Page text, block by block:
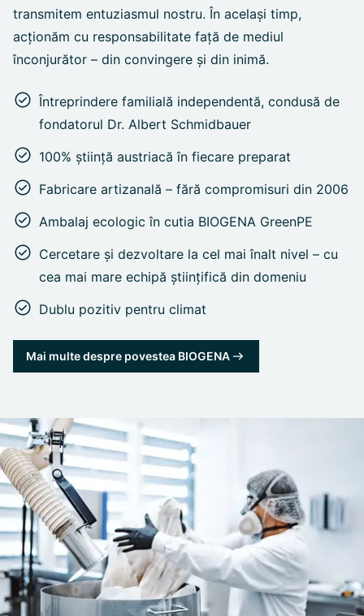
transmitem entuziasmul nostru. În același timp,
acționăm cu responsabilitate față de mediul
înconjurător – din convingere și din inimă.
Întreprindere familială independentă, condusă de
fondatorul Dr. Albert Schmidbauer
100% știință austriacă în fiecare preparat
Fabricare artizanală – fără compromisuri din 2006
Ambalaj ecologic în cutia BIOGENA GreenPE
Cercetare și dezvoltare la cel mai înalt nivel – cu
cea mai mare echipă științifică din domeniu
Dublu pozitiv pentru climat
Mai multe despre povestea BIOGENA